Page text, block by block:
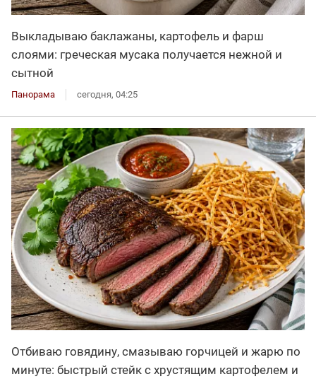
Выкладываю баклажаны, картофель и фарш
слоями: греческая мусака получается нежной и
сытной
Панорама сегодня, 04:25
Отбиваю говядину, смазываю горчицей и жарю по
минуте: быстрый стейк с хрустящим картофелем и